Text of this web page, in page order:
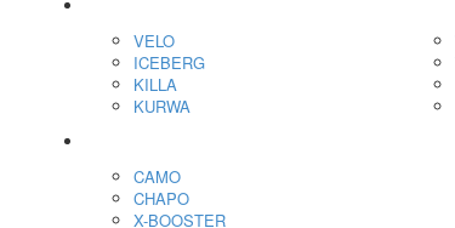
VELO
ICEBERG
KILLA
KURWA
CAMO
CHAPO
X-BOOSTER